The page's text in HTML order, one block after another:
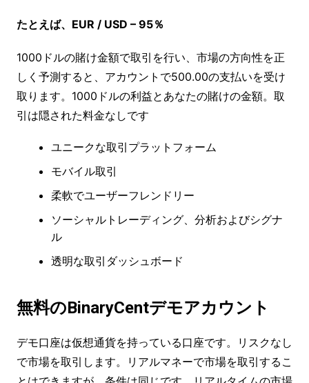
たとえば、EUR / USD – 95％
1000ドルの賭け金額で取引を行い、市場の方向性を正
しく予測すると、アカウントで500.00の支払いを受け
取ります。1000ドルの利益とあなたの賭けの金額。取
引は隠された料金なしです
ユニークな取引プラットフォーム
モバイル取引
柔軟でユーザーフレンドリー
ソーシャルトレーディング、分析およびシグナ
ル
透明な取引ダッシュボード
無料のBinaryCentデモアカウント
デモ口座は仮想通貨を持っている口座です。リスクなし
で市場を取引します。リアルマネーで市場を取引するこ